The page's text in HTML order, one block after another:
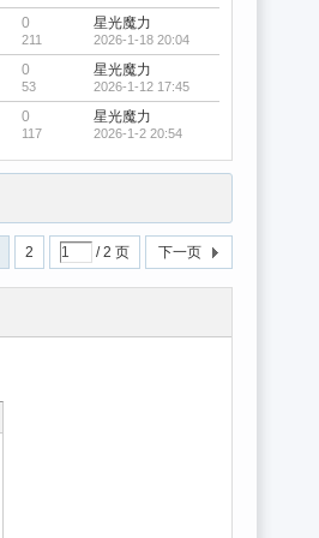
0
211
星光魔力
2026-1-18 20:04
0
53
星光魔力
2026-1-12 17:45
0
117
星光魔力
2026-1-2 20:54
2 / 2 页 下一页